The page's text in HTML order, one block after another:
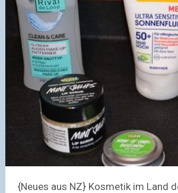
{Neues aus NZ} Kosmetik im Land